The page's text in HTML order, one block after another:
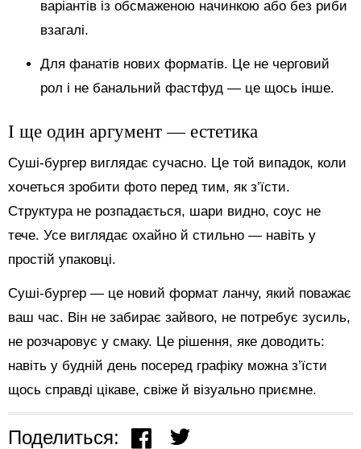
варіантів із обсмаженою начинкою або без риби
взагалі.
Для фанатів нових форматів. Це не черговий
рол і не банальний фастфуд — це щось інше.
І ще один аргумент — естетика
Суші-бургер виглядає сучасно. Це той випадок, коли
хочеться зробити фото перед тим, як з’їсти.
Структура не розпадається, шари видно, соус не
тече. Усе виглядає охайно й стильно — навіть у
простій упаковці.
Суші-бургер — це новий формат ланчу, який поважає
ваш час. Він не забирає зайвого, не потребує зусиль,
не розчаровує у смаку. Це рішення, яке доводить:
навіть у будній день посеред графіку можна з’їсти
щось справді цікаве, свіже й візуально приємне.
Поделиться: